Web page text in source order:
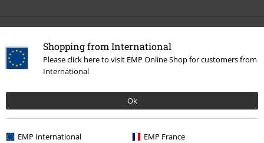
Shopping from International
Please click here to visit EMP Online Shop for customers from
International
Ok
EMP International EMP France